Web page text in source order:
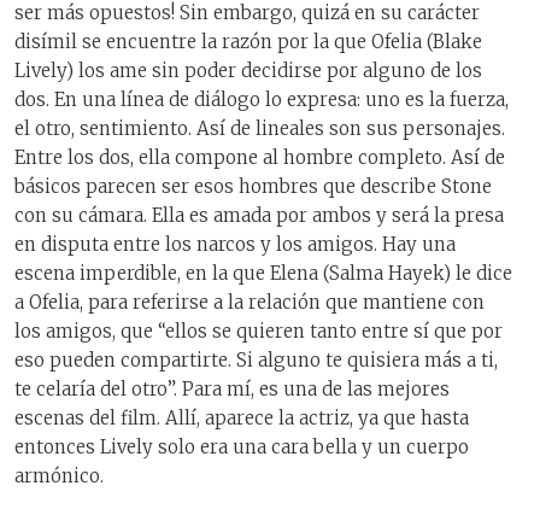
ser más opuestos! Sin embargo, quizá en su carácter
disímil se encuentre la razón por la que Ofelia (Blake
Lively) los ame sin poder decidirse por alguno de los
dos. En una línea de diálogo lo expresa: uno es la fuerza,
el otro, sentimiento. Así de lineales son sus personajes.
Entre los dos, ella compone al hombre completo. Así de
básicos parecen ser esos hombres que describe Stone
con su cámara. Ella es amada por ambos y será la presa
en disputa entre los narcos y los amigos. Hay una
escena imperdible, en la que Elena (Salma Hayek) le dice
a Ofelia, para referirse a la relación que mantiene con
los amigos, que “ellos se quieren tanto entre sí que por
eso pueden compartirte. Si alguno te quisiera más a ti,
te celaría del otro”. Para mí, es una de las mejores
escenas del film. Allí, aparece la actriz, ya que hasta
entonces Lively solo era una cara bella y un cuerpo
armónico.